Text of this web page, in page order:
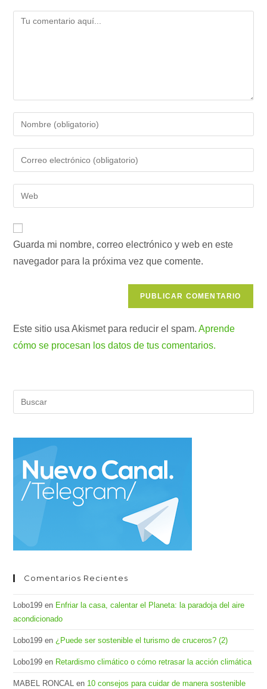
Comentario
Introduce
tu
nombre
de
usuario
para
comentar
Introduce
tu
dirección
de
para
comentar
Introduce
la
de
tu
web
Guarda mi nombre, correo electrónico y web en este
navegador para la próxima vez que comente.
Este sitio usa Akismet para reducir el spam.Aprende
cómo se procesan los datos de tus comentarios.
Comentarios Recientes
Lobo199 en Enfriar la casa, calentar el Planeta: la paradoja del aire
acondicionado
Lobo199 en¿Puede ser sostenible el turismo de cruceros? (2)
Lobo199 en Retardismo climático o cómo retrasar la acción climática
MABEL RONCAL en 10 consejos para cuidar de manera sostenible